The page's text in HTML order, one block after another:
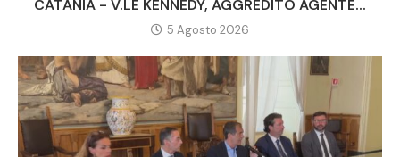
CATANIA - V.LE KENNEDY, AGGREDITO AGENTE...
5 Agosto 2026